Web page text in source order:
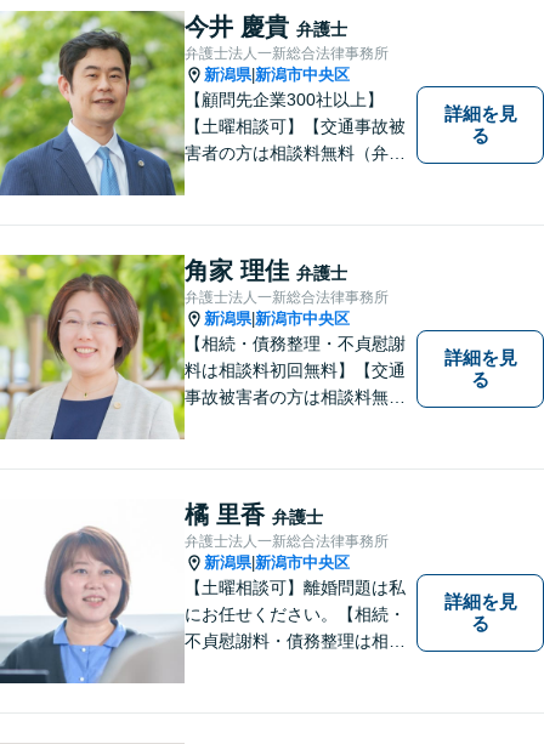
災・不貞慰謝料は相談料初回
無料】【顧問先企業300社以
上】
今井 慶貴 弁護士
弁護士法人一新総合法律事務所
新潟県|新潟市中央区
【顧問先企業300社以上】
【土曜相談可】【交通事故被
害者の方は相談料無料（弁護
災・不貞慰謝料は相談料初回
無料】
詳細を見
る
角家 理佳 弁護士
弁護士法人一新総合法律事務所
新潟県|新潟市中央区
【相続・債務整理・不貞慰謝
料は相談料初回無料】【交通
事故被害者の方は相談料無料
「しんなら強い」弁護士にな
るため日々研鑽を積んでいま
す
詳細を見
る
橘 里香 弁護士
弁護士法人一新総合法律事務所
新潟県|新潟市中央区
【土曜相談可】離婚問題は私
にお任せください。【相続・
不貞慰謝料・債務整理は相談
費用特約利用の場合は除
詳細を見
る